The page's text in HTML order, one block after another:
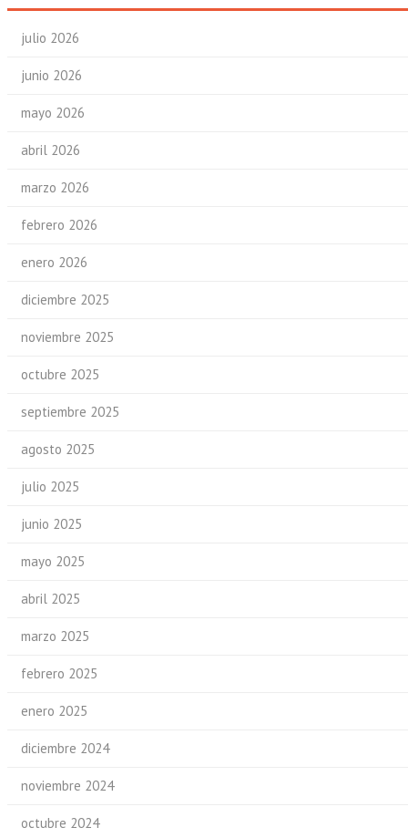
julio 2026
junio 2026
mayo 2026
abril 2026
marzo 2026
febrero 2026
enero 2026
diciembre 2025
noviembre 2025
octubre 2025
septiembre 2025
agosto 2025
julio 2025
junio 2025
mayo 2025
abril 2025
marzo 2025
febrero 2025
enero 2025
diciembre 2024
noviembre 2024
octubre 2024